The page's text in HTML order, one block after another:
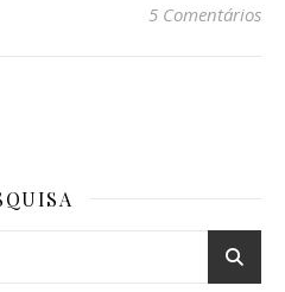
5 Comentários